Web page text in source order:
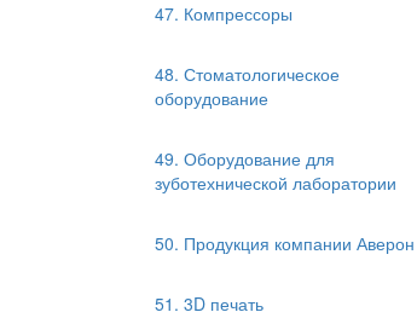
47. Компрессоры
48. Стоматологическое
оборудование
49. Оборудование для
зуботехнической лаборатории
50. Продукция компании Аверон
51. 3D печать